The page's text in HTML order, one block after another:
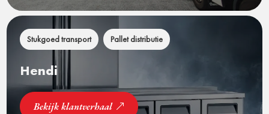
Stukgoed transport Pallet distributie
Hendi
Bekijk klantverhaal